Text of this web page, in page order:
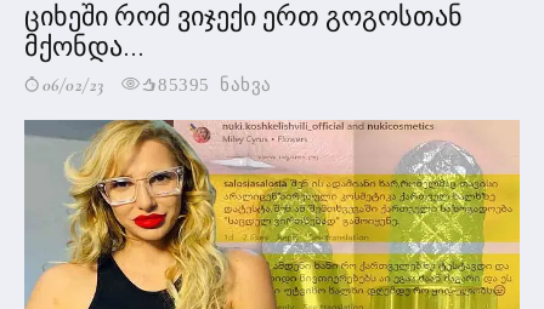
ციხეში რომ ვიჯექი ერთ გოგოსთან
მქონდა...
06/02/23 85395 ნახვა